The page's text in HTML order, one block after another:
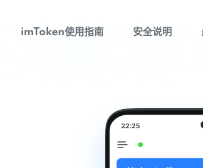
imToken使用指南 安全说明